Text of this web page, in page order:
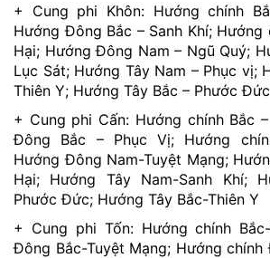
+ Cung phi Khôn: Hướng chính
Hướng Đông Bắc – Sanh Khí;
Hại; Hướng Đông Nam – Ngũ Quý;
Lục Sát; Hướng Tây Nam – Phục vị;
Thiên Y; Hướng Tây Bắc – Phước Đức
+ Cung phi Cấn: Hướng chính Bắc
Đông Bắc – Phục Vị; Hướng
Hướng Đông Nam-Tuyệt Mạng;
Hại; Hướng Tây Nam-Sanh Khí;
Phước Đức; Hướng Tây Bắc-Thiên Y
+ Cung phi Tốn: Hướng chính
Đông Bắc-Tuyệt Mạng; Hướng